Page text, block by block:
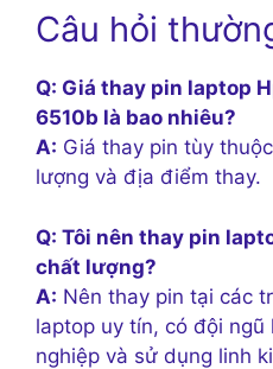
Câu hỏi
Q: Giá thay pin laptop
6510b là bao nhiêu?
A: Giá thay pin tùy
lượng và địa điểm thay.
Q: Tôi nên thay pin
chất lượng?
A: Nên thay pin tại các
laptop uy tín, có đội ngũ
nghiệp và sử dụng linh